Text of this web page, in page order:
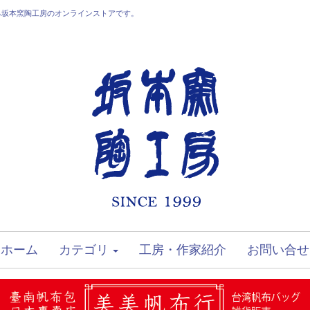
本窯陶工房のオンラインストアです。
ホーム カテゴリ 工房・作家紹介 お問い合せ